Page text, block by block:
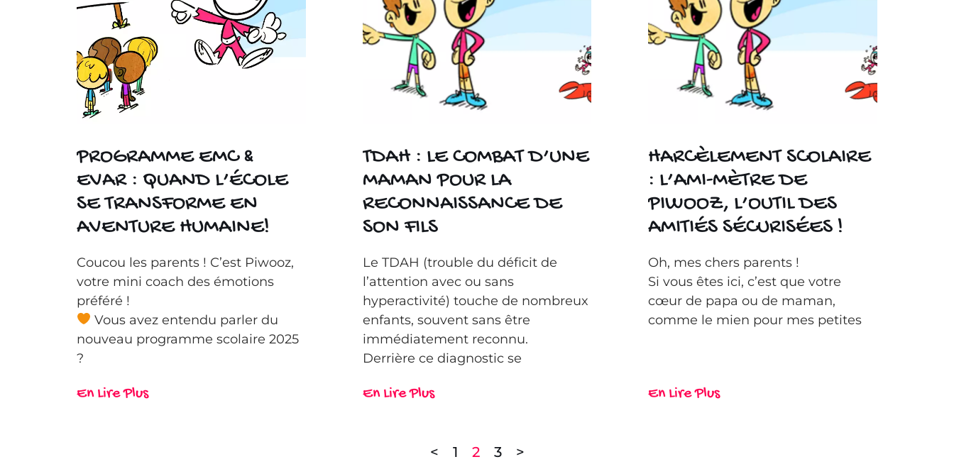
PROGRAMME EMC &
EVAR : QUAND L’ÉCOLE
SE TRANSFORME EN
AVENTURE HUMAINE!
Coucou les parents ! C’est Piwooz,
votre mini coach des émotions
préféré !
Vous avez entendu parler du
nouveau programme scolaire 2025
?
En Lire Plus
TDAH : LE COMBAT D’UNE
MAMAN POUR LA
RECONNAISSANCE DE
SON FILS
Le TDAH (trouble du déficit de
l’attention avec ou sans
hyperactivité) touche de nombreux
enfants, souvent sans être
immédiatement reconnu.
Derrière ce diagnostic se
En Lire Plus
HARCÈLEMENT SCOLAIRE
: L’AMI-MÈTRE DE
PIWOOZ, L’OUTIL DES
AMITIÉS SÉCURISÉES !
Oh, mes chers parents !
Si vous êtes ici, c’est que votre
cœur de papa ou de maman,
comme le mien pour mes petites
En Lire Plus
< 1 2 3 >